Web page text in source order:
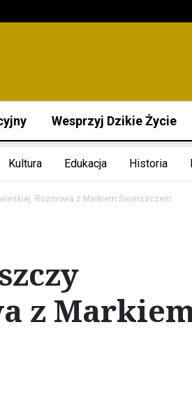
Wesprzyj Dzikie Życie
Kultura Edukacja Historia
Rozmowa z Markiem Świerszczem
z